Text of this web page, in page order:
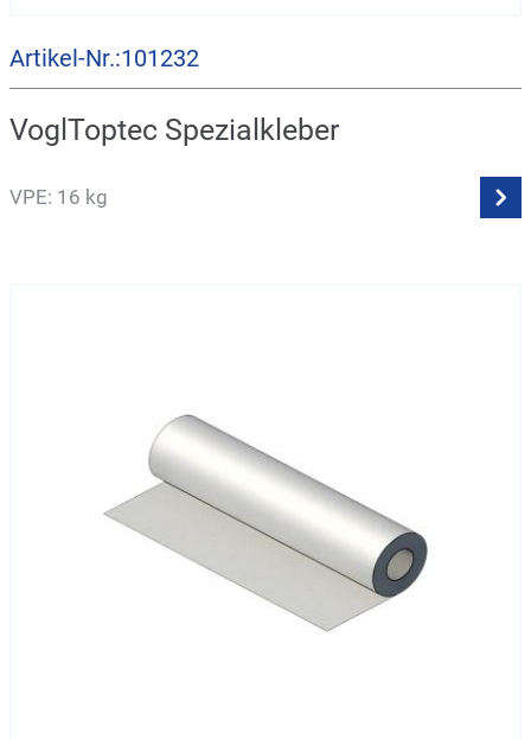
Artikel-Nr.:101232
VoglToptec Spezialkleber
VPE: 16 kg